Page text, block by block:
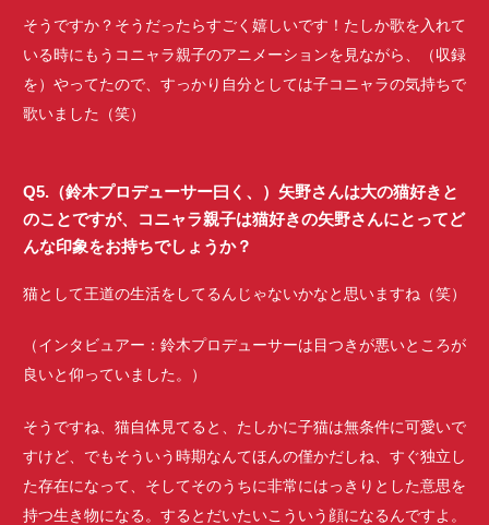
そうですか？そうだったらすごく嬉しいです！たしか歌を入れて
いる時にもうコニャラ親子のアニメーションを見ながら、（収録
を）やってたので、すっかり自分としては子コニャラの気持ちで
歌いました（笑）
Q5.（鈴木プロデューサー曰く、）矢野さんは大の猫好きと
のことですが、コニャラ親子は猫好きの矢野さんにとってど
んな印象をお持ちでしょうか？
猫として王道の生活をしてるんじゃないかなと思いますね（笑）
（インタビュアー：鈴木プロデューサーは目つきが悪いところが
良いと仰っていました。）
そうですね、猫自体見てると、たしかに子猫は無条件に可愛いで
すけど、でもそういう時期なんてほんの僅かだしね、すぐ独立し
た存在になって、そしてそのうちに非常にはっきりとした意思を
持つ生き物になる。するとだいたいこういう顔になるんですよ。